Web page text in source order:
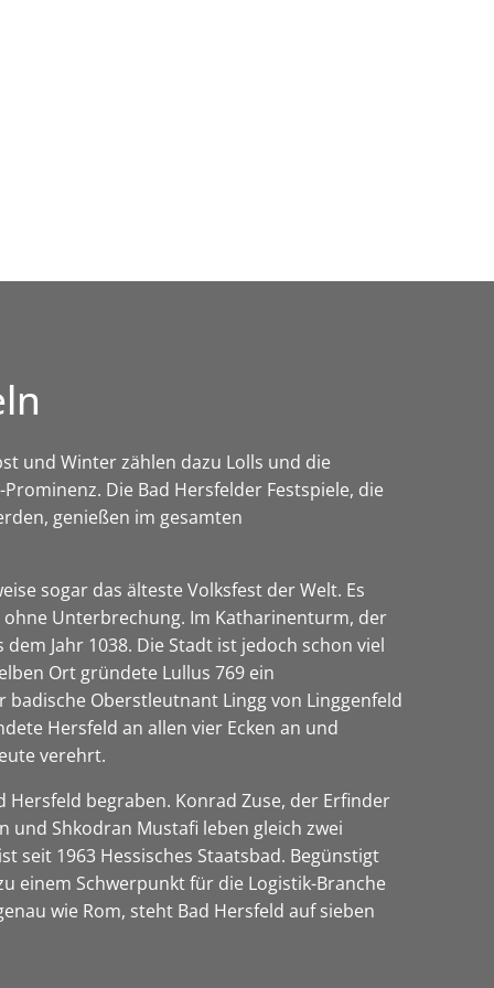
und Winter zählen dazu Lolls und die
Die Bad Hersfelder Festspiele, die
genießen im gesamten
sogar das älteste Volksfest der Welt. Es
ohne Unterbrechung. Im Katharinenturm, der
Jahr 1038. Die Stadt ist jedoch schon viel
Ort gründete Lullus 769 ein
Oberstleutnant Lingg von Linggenfeld
Hersfeld an allen vier Ecken an und
verehrt.
begraben. Konrad Zuse, der Erfinder
und Shkodran Mustafi leben gleich zwei
seit 1963 Hessisches Staatsbad. Begünstigt
einem Schwerpunkt für die Logistik-Branche
wie Rom, steht Bad Hersfeld auf sieben